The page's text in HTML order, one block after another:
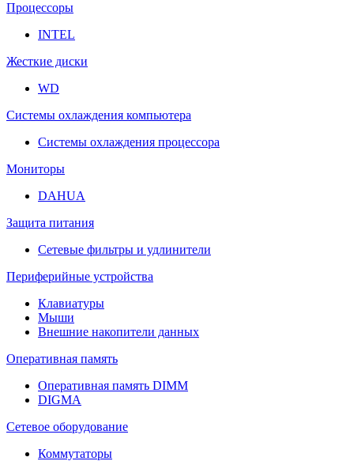
Процессоры
INTEL
Жесткие диски
WD
Системы охлаждения компьютера
Системы охлаждения процессора
Мониторы
DAHUA
Защита питания
Сетевые фильтры и удлинители
Периферийные устройства
Клавиатуры
Мыши
Внешние накопители данных
Оперативная память
Оперативная память DIMM
DIGMA
Сетевое оборудование
Коммутаторы